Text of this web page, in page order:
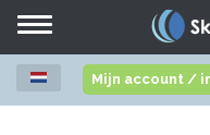
Toggle
Mijn account /